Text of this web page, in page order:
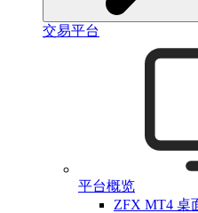
交易平台
平台概览
ZFX MT4 桌